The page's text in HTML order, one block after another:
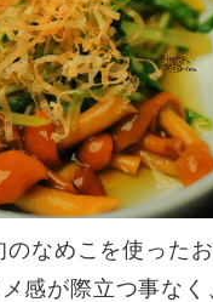
なめこを使ったお
感が際立つ事なく